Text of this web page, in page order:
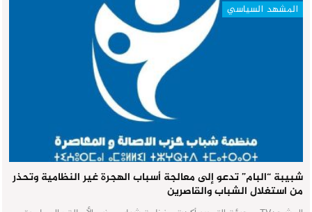
المشهد السياسي
شبيبة “البام” تدعو إلى معالجة أسباب الهجرة غير النظامية وتحذر
من استغلال الشباب والقاصرين